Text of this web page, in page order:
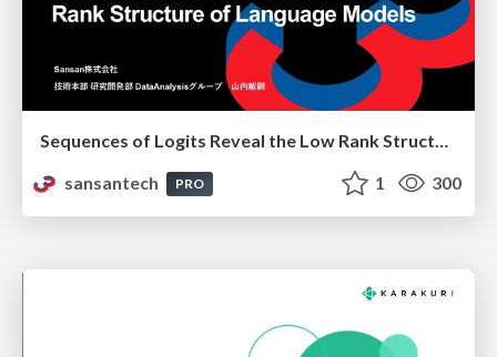
Sequences of Logits Reveal the Low Rank Structure of Language Models
sansantech
PRO 1 300